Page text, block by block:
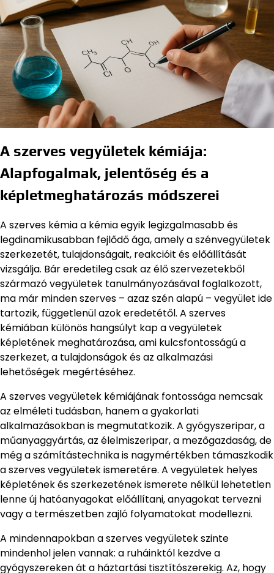
A szerves vegyületek kémiája:
Alapfogalmak, jelentőség és a
képletmeghatározás módszerei
A szerves kémia a kémia egyik legizgalmasabb és
legdinamikusabban fejlődő ága, amely a szénvegyületek
szerkezetét, tulajdonságait, reakcióit és előállítását
vizsgálja. Bár eredetileg csak az élő szervezetekből
származó vegyületek tanulmányozásával foglalkozott,
ma már minden szerves – azaz szén alapú – vegyület ide
tartozik, függetlenül azok eredetétől. A szerves
kémiában különös hangsúlyt kap a vegyületek
képletének meghatározása, ami kulcsfontosságú a
szerkezet, a tulajdonságok és az alkalmazási
lehetőségek megértéséhez.
A szerves vegyületek kémiájának fontossága nemcsak
az elméleti tudásban, hanem a gyakorlati
alkalmazásokban is megmutatkozik. A gyógyszeripar, a
műanyaggyártás, az élelmiszeripar, a mezőgazdaság, de
még a számítástechnika is nagymértékben támaszkodik
a szerves vegyületek ismeretére. A vegyületek helyes
képletének és szerkezetének ismerete nélkül lehetetlen
lenne új hatóanyagokat előállítani, anyagokat tervezni
vagy a természetben zajló folyamatokat modellezni.
A mindennapokban a szerves vegyületek szinte
mindenhol jelen vannak: a ruháinktól kezdve a
gyógyszereken át a háztartási tisztítószerekig. Az, hogy